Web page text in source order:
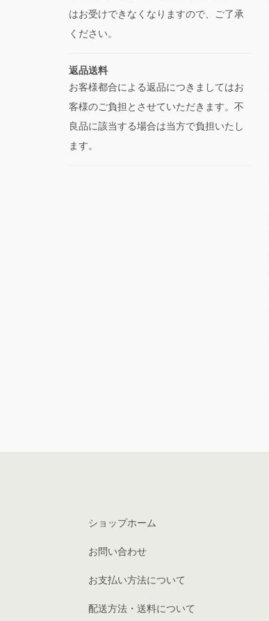
はお受けできなくなりますので、ご了承
ください。
返品送料
お客様都合による返品につきましてはお
客様のご負担とさせていただきます。不
良品に該当する場合は当方で負担いたし
ます。
ショップホーム
お問い合わせ
お支払い方法について
配送方法・送料について